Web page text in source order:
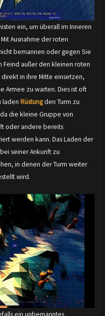
ein, um überall im Inneren
Mit Ausnahme der roten
bemannen oder gegen Sie
Feind außer den kleinen roten
in ihre Mitte einsetzen,
Armee zu warten. Dies ist oft
ladenRüstungden Turm zu
die kleine Gruppe von
oder andere bereits
werden kann. Das Laden der
seiner Ankunft zu
in denen der Turm weiter
wird.
ein unbemanntes